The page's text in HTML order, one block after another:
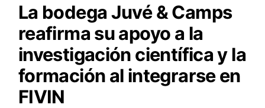
La bodega Juvé & Camps
reafirma su apoyo a la
investigación científica y la
formación al integrarse en
FIVIN